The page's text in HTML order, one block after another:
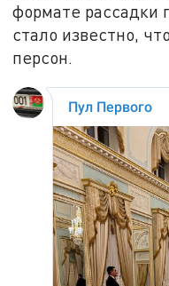
формате рассадки
стало известно,
персон.